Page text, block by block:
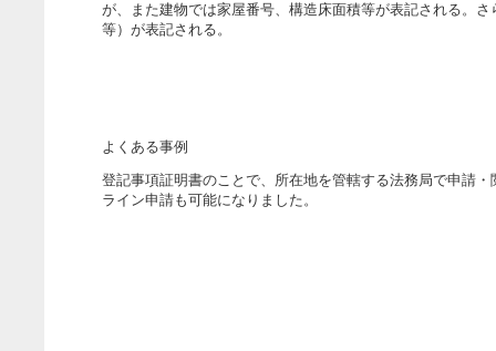
が、また建物では家屋番号、構造床面積等が表記される。
等）が表記される。
よくある事例
登記事項証明書のことで、所在地を管轄する法務局で申請
ライン申請も可能になりました。